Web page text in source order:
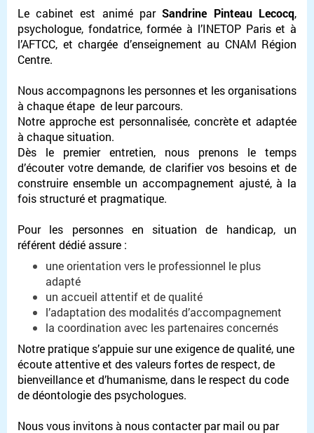
Le cabinet est animé par Sandrine Pinteau Lecocq,
psychologue, fondatrice, formée à l’INETOP Paris et à
l’AFTCC, et chargée d’enseignement au CNAM Région
Centre.
Nous accompagnons les personnes et les organisations
à chaque étape de leur parcours.
Notre approche est personnalisée, concrète et adaptée
à chaque situation.
Dès le premier entretien, nous prenons le temps
d’écouter votre demande, de clarifier vos besoins et de
construire ensemble un accompagnement ajusté, à la
fois structuré et pragmatique.
Pour les personnes en situation de handicap, un
référent dédié assure :
une orientation vers le professionnel le plus
adapté
un accueil attentif et de qualité
l’adaptation des modalités d’accompagnement
la coordination avec les partenaires concernés
Notre pratique s’appuie sur une exigence de qualité, une
écoute attentive et des valeurs fortes de respect, de
bienveillance et d’humanisme, dans le respect du code
de déontologie des psychologues.
Nous vous invitons à nous contacter par mail ou par